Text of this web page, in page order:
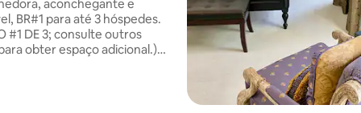
aconchegante e
BR#1 para até 3 hóspedes.
#1 DE 3; consulte outros
obter espaço adicional.)